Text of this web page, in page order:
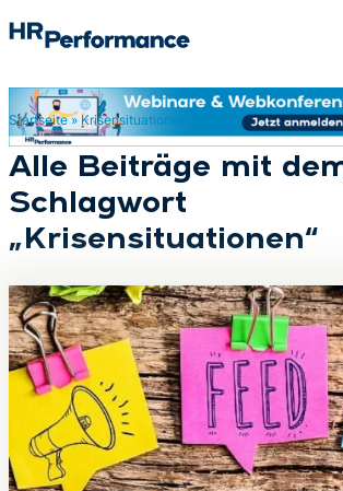
Suchen
Startseite» Krisensituationen
Alle Beiträge mit
Schlagwort
„Krisensituationen“